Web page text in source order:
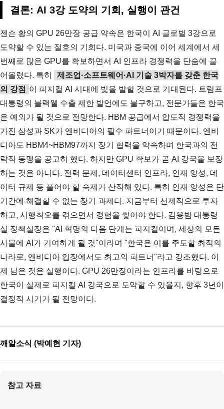
결론: AI 3강 도약의 기회, 실행이 관건
젠슨 황의 GPU 26만장 공급 약속은 한국이 AI 글로벌 3강으로
도약할 수 있는 절호의 기회다. 미국과 중국에 이어 세계에서 세
번째로 많은 GPU를 확보하면서 AI 인프라 경쟁력을 단숨에 끌
어올렸다. 특히
제조업·소프트웨어·AI 기술 3박자를 갖춘 한국
의 강점 이 피지컬 AI 시대에 빛을 발할 것으로 기대된다. 트럼프
대통령의 블랙웰 수출 제한 발언에도 불구하고, 전문가들은 한국
은 예외가 될 것으로 전망한다. HBM 공급에서 압도적 경쟁력을
가진 삼성과 SK가 엔비디아의 필수 파트너이기 때문이다. 엔비
디아도 HBM4~HBM97까지 장기 협력을 약속하며 한국과의 전
략적 동맹을 공고히 했다. 하지만 GPU 확보가 곧 AI 강국을 보장
하는 것은 아니다. 전력 문제, 데이터센터 인프라, 인재 양성, 데
이터 규제 등 풀어야 할 숙제가 산적해 있다. 특히 인재 양성은 단
기간에 해결할 수 없는 장기 과제다. 지금부터 선제적으로 투자
하고, 시행착오를 겪으면서 경험을 쌓아야 한다. 김용범 대통령
실 정책실장은 "AI 혁명의 다음 단계는 피지컬이며, 세상의 모든
사물에 AI가 기여하게 될 것"이라며 "한국은 이를 주도할 최적의
나라로, 엔비디아 입장에서도 최고의 파트너"라고 강조했다. 이
제 남은 것은 실행이다. GPU 26만장이라는 인프라를 바탕으로
한국이 실제로 피지컬 AI 강국으로 도약할 수 있을지, 향후 3년이
결정적 시기가 될 전망이다.
깨알소식 (박예현 기자)
참고 자료